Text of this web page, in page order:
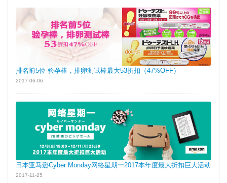
排名前5位 验孕棒，排卵测试棒最大53折扣（47%OFF）
2017-06-06
日本亚马逊Cyber Monday网络星期一2017本年度最大折扣巨大活动
2017-11-25